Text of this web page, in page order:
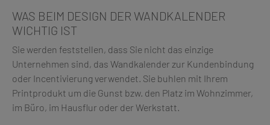
WAS BEIM DESIGN DER WANDKALENDER
WICHTIG IST
Sie werden feststellen, dass Sie nicht das einzige
Unternehmen sind, das Wandkalender zur Kundenbindung
oder Incentivierung verwendet. Sie buhlen mit Ihrem
Printprodukt um die Gunst bzw. den Platz im Wohnzimmer,
im Büro, im Hausflur oder der Werkstatt.